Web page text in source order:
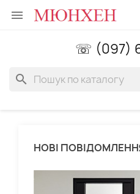

☏ (097)
search
НОВІ